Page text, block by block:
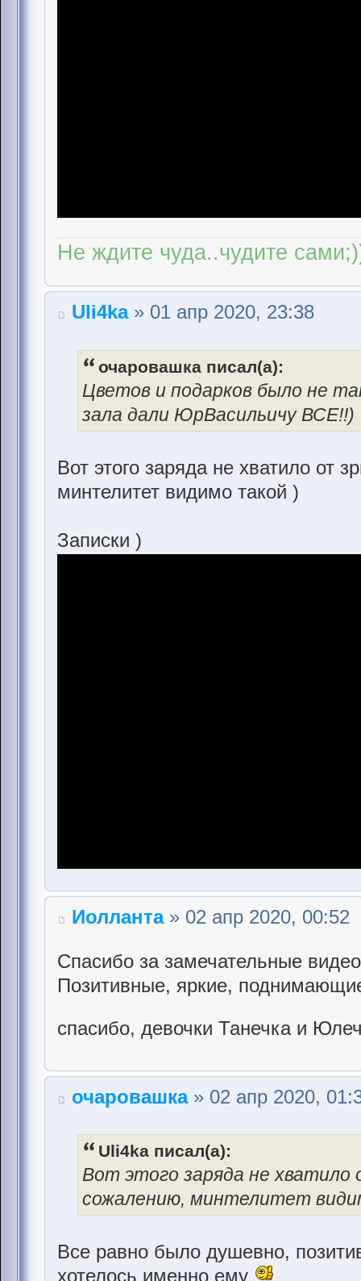
Не ждите чуда..чудите
Uli4ka» 01 апр 2020, 23:38
очаровашка писал(а):
Цветов и подарков было не
зала дали ЮрВасильичу ВСЕ!!)
Вот этого заряда не хватило от
минтелитет видимо такой )
Записки )
Иолланта» 02 апр 2020, 00:52
Спасибо за замечательные
Позитивные, яркие,
спасибо, девочки Танечка и
очаровашка» 02 апр 2020,
Uli4ka писал(а):
Вот этого заряда не хватило
сожалению, минтелитет
Все равно было душевно,
хотелось именно ему